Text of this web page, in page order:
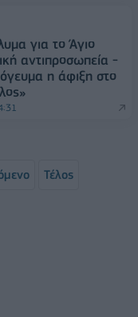
για το Άγιο
αντιπροσωπεία -
η άφιξη στο
Τέλος